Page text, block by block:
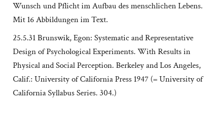
Wunsch und Pflicht im Aufbau des menschlichen Lebens.
Mit 16 Abbildungen im Text.
25.5.31 Brunswik, Egon: Systematic and Representative
Design of Psychological Experiments. With Results in
Physical and Social Perception. Berkeley and Los Angeles,
Calif.: University of California Press 1947 (= University of
California Syllabus Series. 304.)